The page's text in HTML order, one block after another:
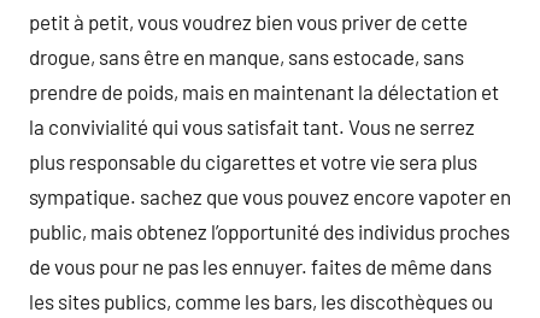
petit à petit, vous voudrez bien vous priver de cette
drogue, sans être en manque, sans estocade, sans
prendre de poids, mais en maintenant la délectation et
la convivialité qui vous satisfait tant. Vous ne serrez
plus responsable du cigarettes et votre vie sera plus
sympatique. sachez que vous pouvez encore vapoter en
public, mais obtenez l’opportunité des individus proches
de vous pour ne pas les ennuyer. faites de même dans
les sites publics, comme les bars, les discothèques ou